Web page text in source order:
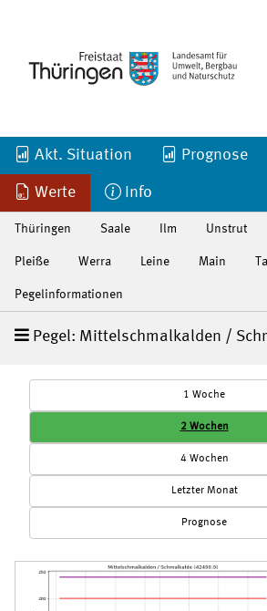
Akt. Situation Prognose
Werte Info
Thüringen Saale Ilm Unstrut
Pleiße Werra Leine Main
Pegelinformationen
Pegel: Mittelschmalkalden /
1 Woche
2 Wochen
4 Wochen
Letzter Monat
Prognose